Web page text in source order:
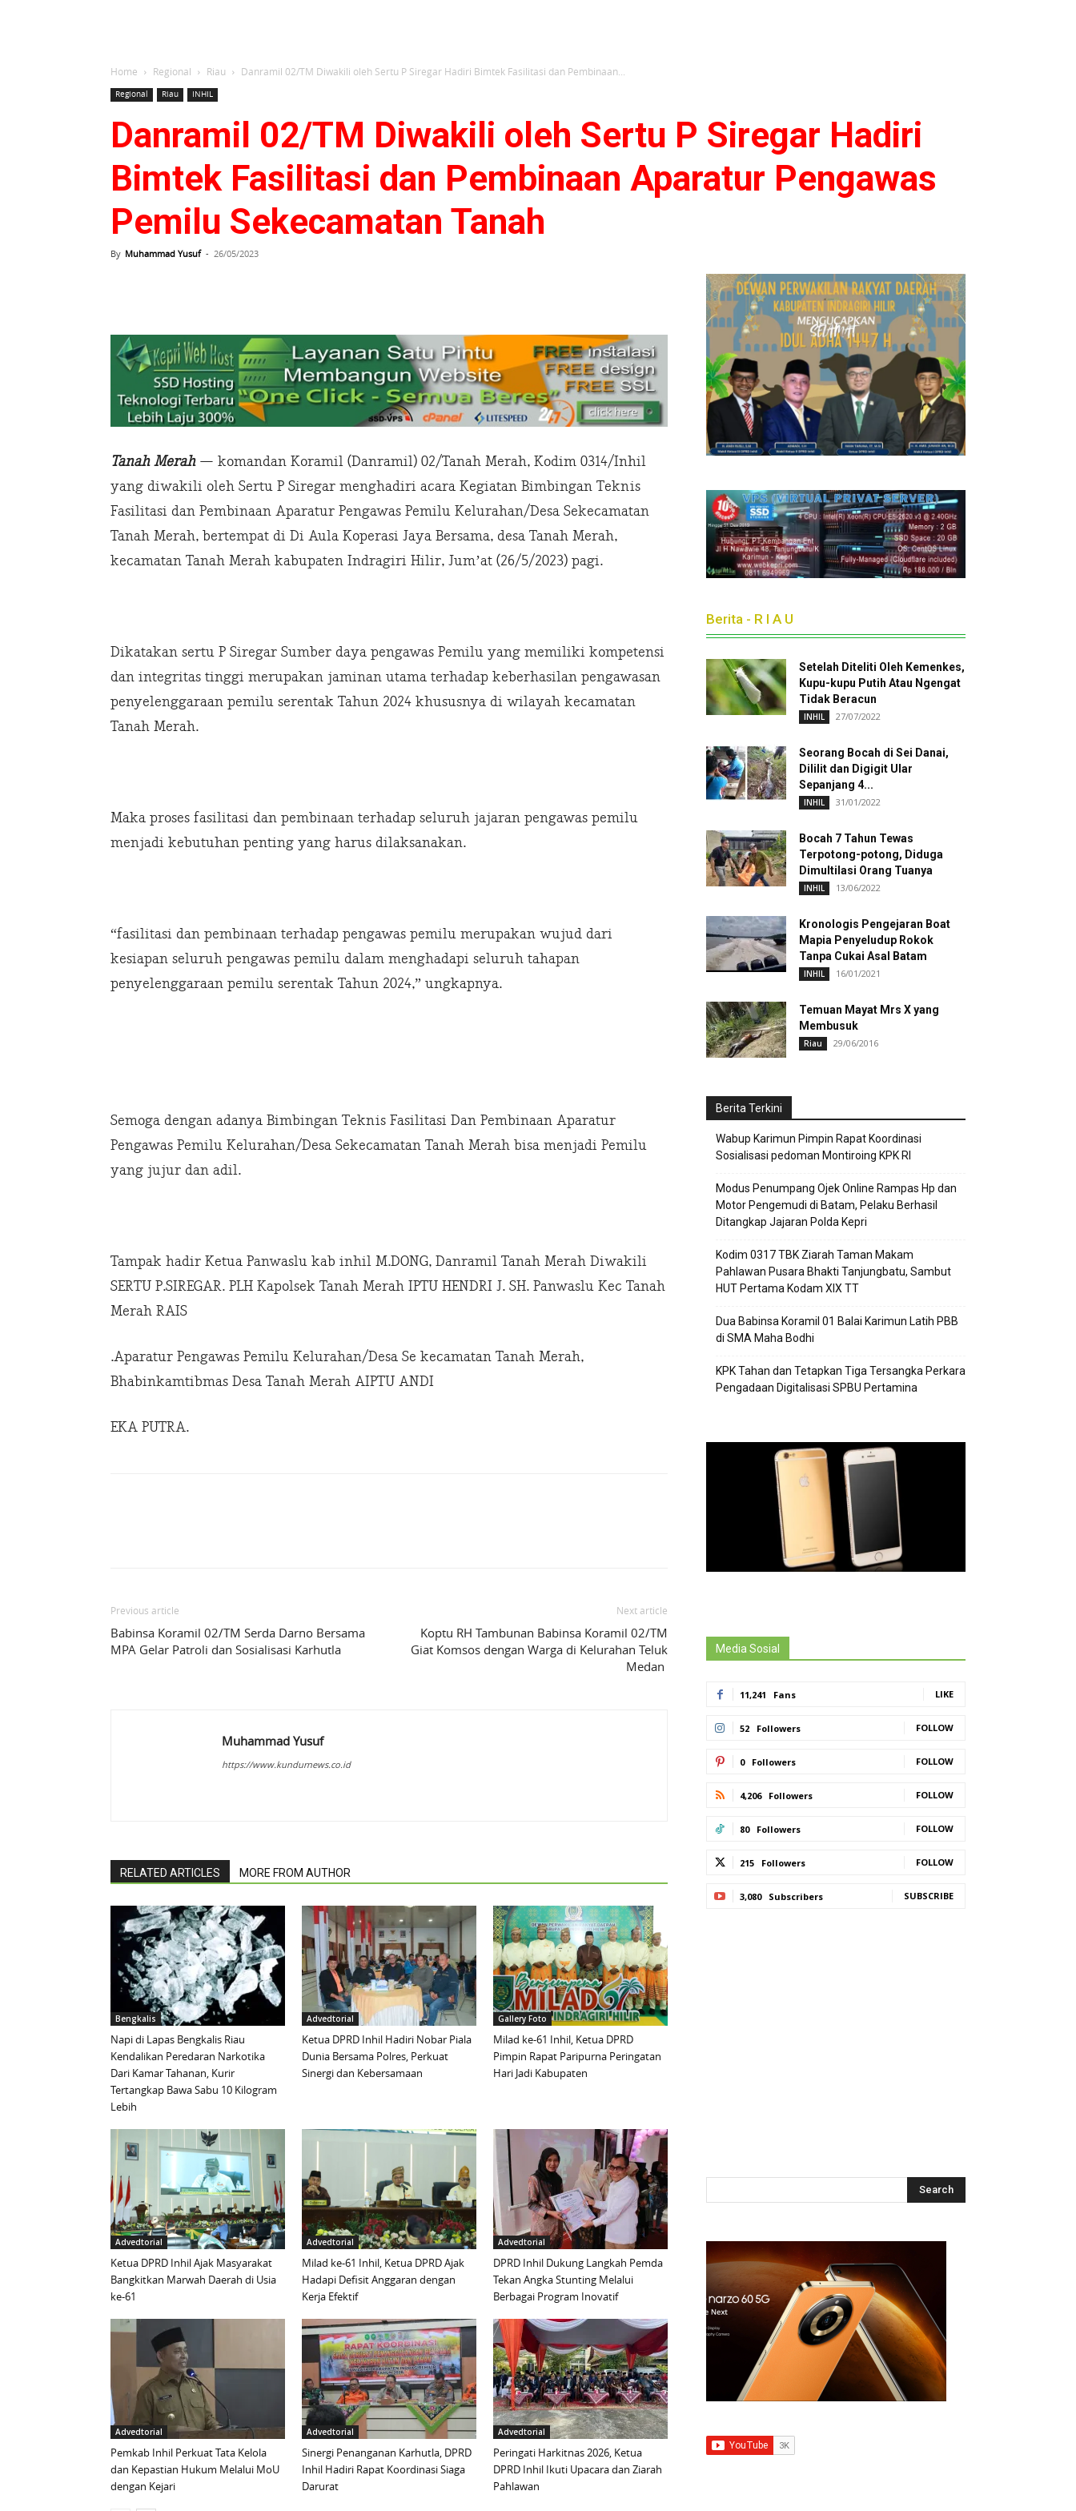
Home Regional Riau Danramil 02/TM Diwakili oleh Sertu P Siregar Hadiri Bimtek Fasilitasi dan Pembinaan...
Regional Riau INHIL
Danramil 02/TM Diwakili oleh Sertu P Siregar Hadiri
Bimtek Fasilitasi dan Pembinaan Aparatur Pengawas
Pemilu Sekecamatan Tanah
By Muhammad Yusuf - 26/05/2023
Tanah Merah— komandan Koramil (Danramil) 02/Tanah Merah, Kodim 0314/Inhil
yang diwakili oleh Sertu P Siregar menghadiri acara Kegiatan Bimbingan Teknis
Fasilitasi dan Pembinaan Aparatur Pengawas Pemilu Kelurahan/Desa Sekecamatan
Tanah Merah, bertempat di Di Aula Koperasi Jaya Bersama, desa Tanah Merah,
kecamatan Tanah Merah kabupaten Indragiri Hilir, Jum’at (26/5/2023) pagi.
Dikatakan sertu P Siregar Sumber daya pengawas Pemilu yang memiliki kompetensi
dan integritas tinggi merupakan jaminan utama terhadap keberhasilan pengawasan
penyelenggaraan pemilu serentak Tahun 2024 khususnya di wilayah kecamatan
Tanah Merah.
Maka proses fasilitasi dan pembinaan terhadap seluruh jajaran pengawas pemilu
menjadi kebutuhan penting yang harus dilaksanakan.
“fasilitasi dan pembinaan terhadap pengawas pemilu merupakan wujud dari
kesiapan seluruh pengawas pemilu dalam menghadapi seluruh tahapan
penyelenggaraan pemilu serentak Tahun 2024,” ungkapnya.
Semoga dengan adanya Bimbingan Teknis Fasilitasi Dan Pembinaan Aparatur
Pengawas Pemilu Kelurahan/Desa Sekecamatan Tanah Merah bisa menjadi Pemilu
yang jujur dan adil.
Tampak hadir Ketua Panwaslu kab inhil M.DONG, Danramil Tanah Merah Diwakili
SERTU P.SIREGAR. PLH Kapolsek Tanah Merah IPTU HENDRI J. SH. Panwaslu Kec Tanah
Merah RAIS
.Aparatur Pengawas Pemilu Kelurahan/Desa Se kecamatan Tanah Merah,
Bhabinkamtibmas Desa Tanah Merah AIPTU ANDI
EKA PUTRA.
Previous article
Babinsa Koramil 02/TM Serda Darno Bersama
MPA Gelar Patroli dan Sosialisasi Karhutla
Next article
Koptu RH Tambunan Babinsa Koramil 02/TM
Giat Komsos dengan Warga di Kelurahan Teluk
Medan
Muhammad Yusuf
https://www.kundurnews.co.id
RELATED ARTICLES MORE FROM AUTHOR
Bengkalis
Napi di Lapas Bengkalis Riau
Kendalikan Peredaran Narkotika
Dari Kamar Tahanan, Kurir
Tertangkap Bawa Sabu 10 Kilogram
Lebih
Advedtorial
Ketua DPRD Inhil Hadiri Nobar Piala
Dunia Bersama Polres, Perkuat
Sinergi dan Kebersamaan
Gallery Foto
Milad ke-61 Inhil, Ketua DPRD
Pimpin Rapat Paripurna Peringatan
Hari Jadi Kabupaten
Advedtorial
Ketua DPRD Inhil Ajak Masyarakat
Bangkitkan Marwah Daerah di Usia
ke-61
Advedtorial
Milad ke-61 Inhil, Ketua DPRD Ajak
Hadapi Defisit Anggaran dengan
Kerja Efektif
Advedtorial
DPRD Inhil Dukung Langkah Pemda
Tekan Angka Stunting Melalui
Berbagai Program Inovatif
Advedtorial
Pemkab Inhil Perkuat Tata Kelola
dan Kepastian Hukum Melalui MoU
dengan Kejari
Advedtorial
Sinergi Penanganan Karhutla, DPRD
Inhil Hadiri Rapat Koordinasi Siaga
Darurat
Advedtorial
Peringati Harkitnas 2026, Ketua
DPRD Inhil Ikuti Upacara dan Ziarah
Pahlawan
Berita - R I A U
Setelah Diteliti Oleh Kemenkes,
Kupu-kupu Putih Atau Ngengat
Tidak Beracun
INHIL 27/07/2022
Seorang Bocah di Sei Danai,
Dililit dan Digigit Ular
Sepanjang 4...
INHIL 31/01/2022
Bocah 7 Tahun Tewas
Terpotong-potong, Diduga
Dimultilasi Orang Tuanya
INHIL 13/06/2022
Kronologis Pengejaran Boat
Mapia Penyeludup Rokok
Tanpa Cukai Asal Batam
INHIL 16/01/2021
Temuan Mayat Mrs X yang
Membusuk
Riau 29/06/2016
Berita Terkini
Wabup Karimun Pimpin Rapat Koordinasi
Sosialisasi pedoman Montiroing KPK RI
Modus Penumpang Ojek Online Rampas Hp dan
Motor Pengemudi di Batam, Pelaku Berhasil
Ditangkap Jajaran Polda Kepri
Kodim 0317 TBK Ziarah Taman Makam
Pahlawan Pusara Bhakti Tanjungbatu, Sambut
HUT Pertama Kodam XIX TT
Dua Babinsa Koramil 01 Balai Karimun Latih PBB
di SMA Maha Bodhi
KPK Tahan dan Tetapkan Tiga Tersangka Perkara
Pengadaan Digitalisasi SPBU Pertamina
Media Sosial
11,241 Fans LIKE
52 Followers FOLLOW
0 Followers FOLLOW
4,206 Followers FOLLOW
80 Followers FOLLOW
215 Followers FOLLOW
3,080 Subscribers SUBSCRIBE